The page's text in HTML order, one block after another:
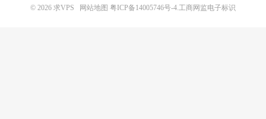
© 2026 求VPS 网站地图 粤ICP备14005746号-4.工商网监电子标识